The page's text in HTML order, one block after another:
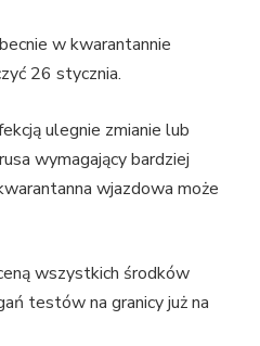
w kwarantannie
26 stycznia.
ulegnie zmianie lub
wymagający bardziej
wjazdowa może
wszystkich środków
testów na granicy już na